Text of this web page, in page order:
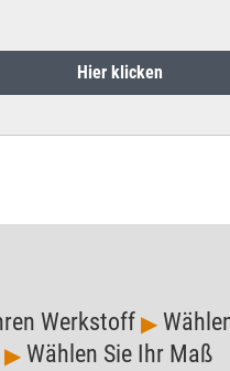
Werkstoff ▶
▶ Wählen Sie Ihr Maß
Hier klicken